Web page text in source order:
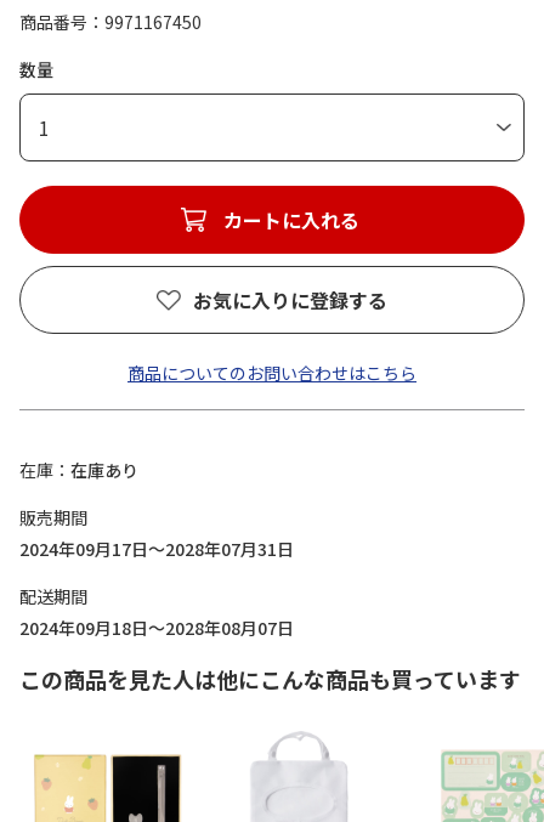
商品番号
9971167450
数量
1
カートに入れる
お気に入りに登録する
商品についてのお問い合わせはこちら
在庫
在庫あり
販売期間
2024年09月17日～2028年07月31日
配送期間
2024年09月18日～2028年08月07日
この商品を見た人は他にこんな商品も買っています